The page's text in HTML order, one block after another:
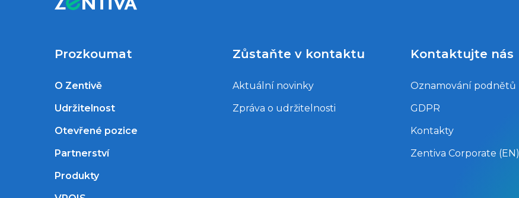
Prozkoumat
O Zentivě
Udržitelnost
Otevřené pozice
Partnerství
Produkty
Zůstaňte v kontaktu
Aktuální novinky
Zpráva o udržitelnosti
Kontaktujte nás
Oznamování podnětů
GDPR
Kontakty
Zentiva Corporate (EN)